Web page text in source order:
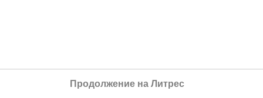
Продолжение на Литрес